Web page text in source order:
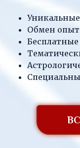
Обмен